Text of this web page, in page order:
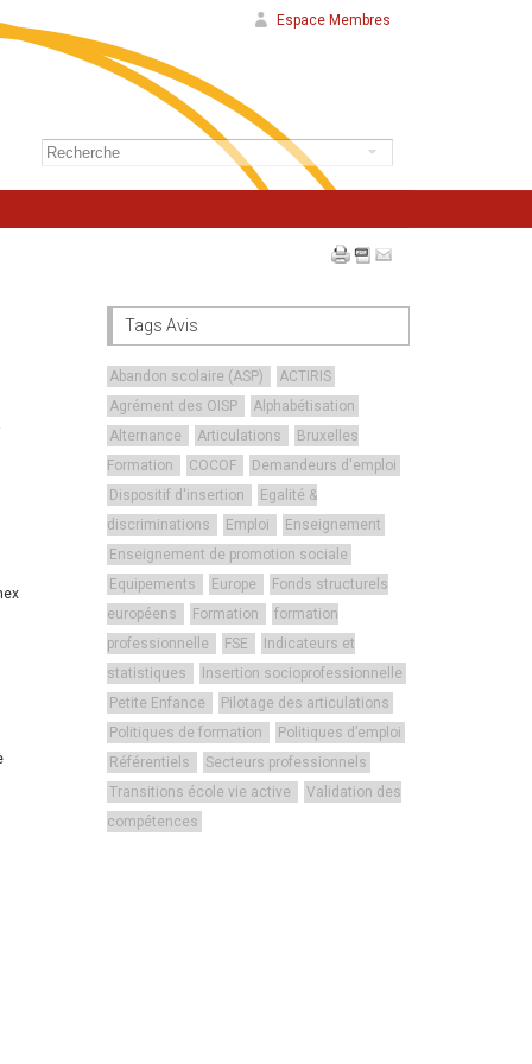
Espace Membres
Tags Avis
Abandon scolaire (ASP)
ACTIRIS
Agrément des OISP
Alphabétisation
Alternance
Articulations
Bruxelles
Formation
COCOF
Demandeurs d'emploi
Dispositif d'insertion
Egalité &
discriminations
Emploi
Enseignement
Enseignement de promotion sociale
Equipements
Europe
Fonds structurels
européens
Formation
formation
professionnelle
FSE
Indicateurs et
statistiques
Insertion socioprofessionnelle
Petite Enfance
Pilotage des articulations
Politiques de formation
Politiques d’emploi
Référentiels
Secteurs professionnels
Transitions école vie active
Validation des
compétences